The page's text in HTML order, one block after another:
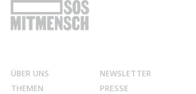
ÜBER UNS
THEMEN
NEWSLETTER
PRESSE